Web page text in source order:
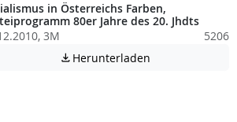
in Österreichs Farben,
80er Jahre des 20. Jhdts
3M
5206
 Herunterladen